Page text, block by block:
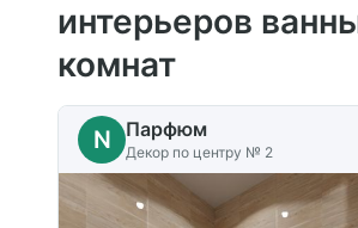
интерьеров
комнат
N Парфюм
Декор по центру № 2